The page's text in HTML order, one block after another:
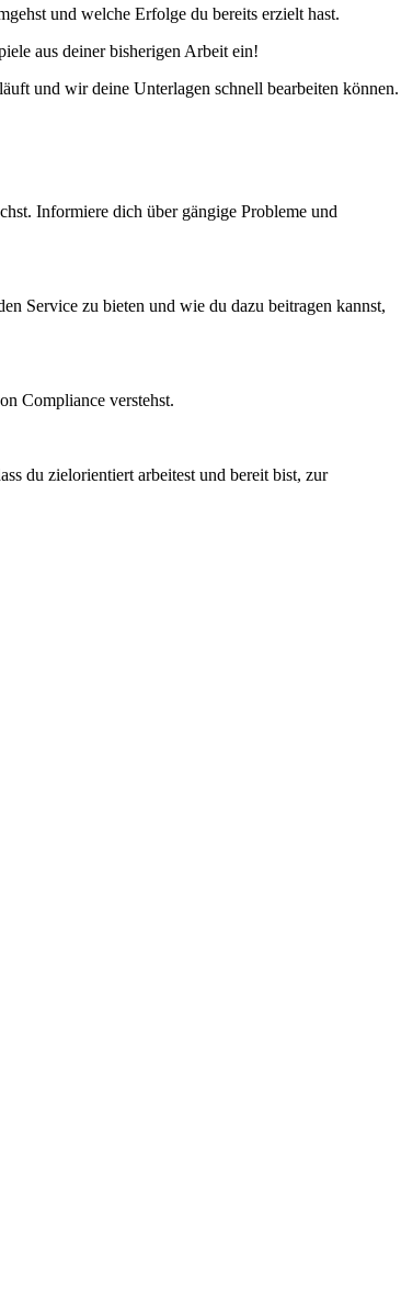
und welche Erfolge du bereits erzielt hast.
aus deiner bisherigen Arbeit ein!
und wir deine Unterlagen schnell bearbeiten können.
Informiere dich über gängige Probleme und
Service zu bieten und wie du dazu beitragen kannst,
Compliance verstehst.
du zielorientiert arbeitest und bereit bist, zur